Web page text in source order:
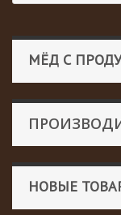
МЁД С
НОВЫЕ